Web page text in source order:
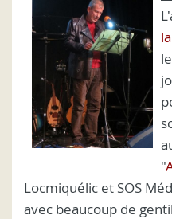
"
Locmiquélic et SOS
avec beaucoup de